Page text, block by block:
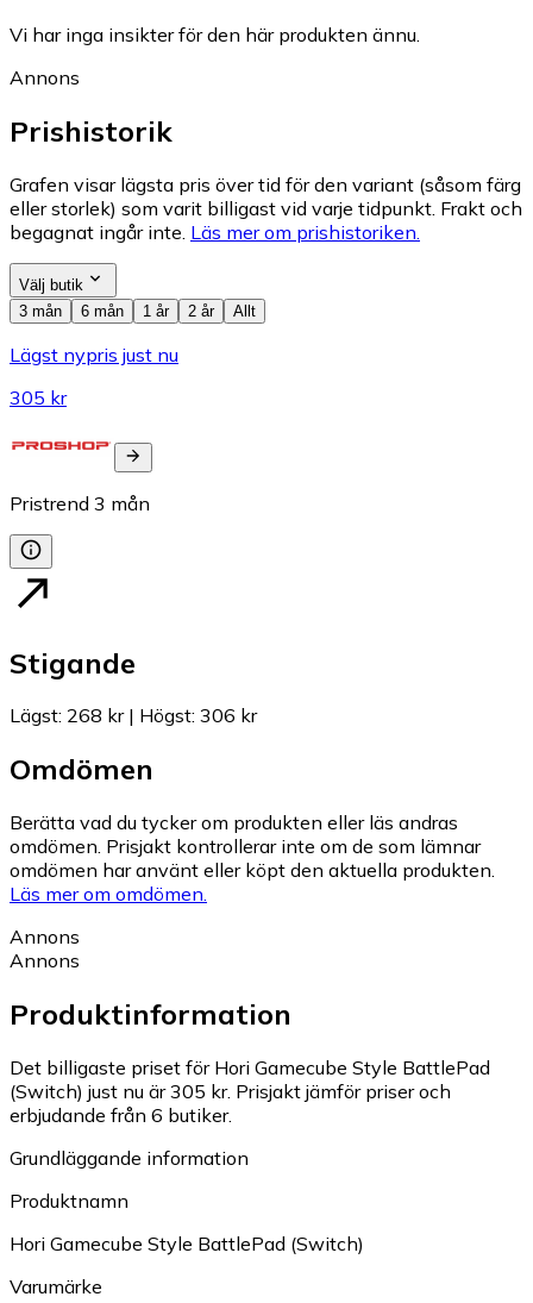
Vi har inga insikter för den här produkten ännu.
Annons
Prishistorik
Grafen visar lägsta pris över tid för den variant (såsom färg
eller storlek) som varit billigast vid varje tidpunkt. Frakt och
begagnat ingår inte. Läs mer om prishistoriken.
Välj butik
3 mån
6 mån 1 år 2 år Allt
Lägst nypris just nu
305 kr
Pristrend 3 mån
Stigande
Lägst: 268 kr| Högst: 306 kr
Omdömen
Berätta vad du tycker om produkten eller läs andras
omdömen. Prisjakt kontrollerar inte om de som lämnar
omdömen har använt eller köpt den aktuella produkten.
Läs mer om omdömen.
Annons
Annons
Produktinformation
Det billigaste priset för Hori Gamecube Style BattlePad
(Switch) just nu är 305 kr. Prisjakt jämför priser och
erbjudande från 6 butiker.
Grundläggande information
Produktnamn
Hori Gamecube Style BattlePad (Switch)
Varumärke